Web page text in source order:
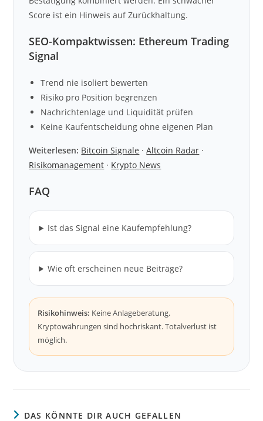
Score ist ein Hinweis auf Zurückhaltung.
SEO-Kompaktwissen: Ethereum Trading
Signal
Trend nie isoliert bewerten
Risiko pro Position begrenzen
Nachrichtenlage und Liquidität prüfen
Keine Kaufentscheidung ohne eigenen Plan
Weiterlesen: Bitcoin Signale ·Altcoin Radar ·
Risikomanagement · Krypto News
FAQ
Ist das Signal eine Kaufempfehlung?
Wie oft erscheinen neue Beiträge?
Risikohinweis: Keine Anlageberatung.
Kryptowährungen sind hochriskant. Totalverlust ist
möglich.
DAS KÖNNTE DIR AUCH GEFALLEN